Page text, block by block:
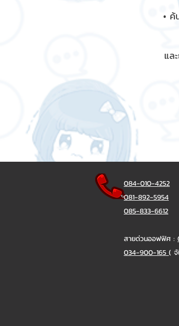
• ค้
แล
084-010-4252
081-892-5954
085-833-6612
สายด่วนออฟฟิศ :
034-900-165 (